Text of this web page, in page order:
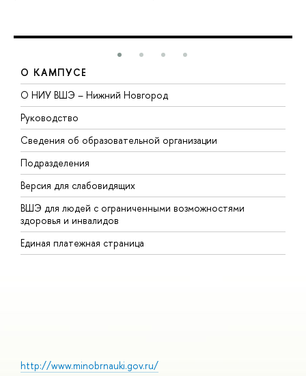
О КАМПУСЕ
О НИУ ВШЭ – Нижний Новгород
Руководство
Сведения об образовательной организации
Подразделения
Версия для слабовидящих
ВШЭ для людей с ограниченными возможностями
здоровья и инвалидов
Единая платежная страница
http://www.minobrnauki.gov.ru/